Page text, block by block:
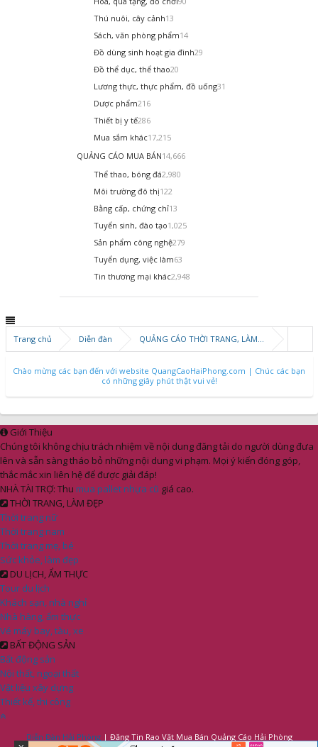
Thú nuôi, cây cảnh13
Sách, văn phòng phẩm14
Đồ dùng sinh hoạt gia đình29
Đồ thể dục, thể thao20
Lương thực, thực phẩm, đồ uống31
Dược phẩm216
Thiết bị y tế286
Mua sắm khác17,215
QUẢNG CÁO MUA BÁN14,666
Thể thao, bóng đá2,980
Môi trường đô thị122
Bằng cấp, chứng chỉ13
Tuyển sinh, đào tạo1,025
Sản phẩm công nghệ279
Tuyển dụng, việc làm63
Tin thương mại khác2,948
Trang chủ Diễn đàn QUẢNG CÁO THỜI TRANG, LÀM ĐẸP
Chào mừng các bạn đến với website QuangCaoHaiPhong.com | Chúc các bạn
có những giây phút thật vui vẻ!
Giới Thiệu
Chúng tôi không chịu trách nhiệm về nội dung đăng tải do người dùng đưa
lên và sẵn sàng tháo bỏ những nội dung vi phạm. Mọi ý kiến đóng góp,
thắc mắc xin liên hệ để được giải đáp!
NHÀ TÀI TRỢ: Thu mua pallet nhựa cũ giá cao.
THỜI TRANG, LÀM ĐẸP
Thời trang nữ
Thời trang nam
Thời trang mẹ, bé
Sức khỏe, làm đẹp
DU LỊCH, ẨM THỰC
Tour du lịch
Khách sạn, nhà nghỉ
Nhà hàng, ẩm thực
Vé máy bay, tàu, xe
BẤT ĐỘNG SẢN
Bất động sản
Nội thất, ngoại thất
Vật liệu xây dựng
Thiết kế, thi công
Diễn Đàn Hải Phòng| Đăng Tin Rao Vặt Mua Bán Quảng Cáo Hải Phòng